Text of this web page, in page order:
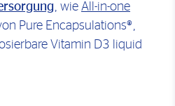
, wie All-in-one
Pure Encapsulations®,
Vitamin D3 liquid